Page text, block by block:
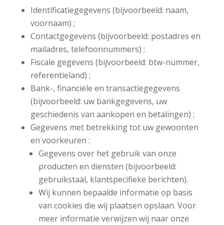
Identificatiegegevens (bijvoorbeeld: naam,
voornaam) ;
Contactgegevens (bijvoorbeeld: postadres en
mailadres, telefoonnummers) ;
Fiscale gegevens (bijvoorbeeld: btw-nummer,
referentieland) ;
Bank-, financiële en transactiegegevens
(bijvoorbeeld: uw bankgegevens, uw
geschiedenis van aankopen en betalingen) ;
Gegevens met betrekking tot uw gewoonten
en voorkeuren :
Gegevens over het gebruik van onze
producten en diensten (bijvoorbeeld:
gebruikstaal, klantspecifieke berichten).
Wij kunnen bepaalde informatie op basis
van cookies die wij plaatsen opslaan. Voor
meer informatie verwijzen wij naar onze